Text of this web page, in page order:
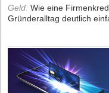
Geld: Wie eine
Gründeralltag deutlich